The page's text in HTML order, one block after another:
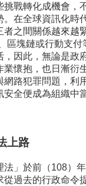
挑戰轉化成機會，
。在全球資訊化時
者之間關係越來越
區塊鏈或行動支
，因此，無論是政
業懷抱，也日漸衍
網路犯罪問題，利
安全便成為組織中
上路
」於前（108）
從過去的行政命令